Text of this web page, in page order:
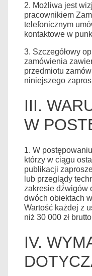
2. Możliwa jest
pracownikiem
telefonicznym
kontaktowe w
3. Szczegółowy
zamówienia
przedmiotu
niniejszego
III.
W
1. W
którzy w ciągu
publikacji
lub przeglądy
zakresie dźwigów
dwóch obiektach
Wartość każdej z
niż 30 000 zł
IV.